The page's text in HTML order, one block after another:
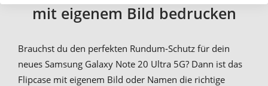
mit eigenem Bild bedrucken
Brauchst du den perfekten Rundum-Schutz für dein
neues Samsung Galaxy Note 20 Ultra 5G? Dann ist das
Flipcase mit eigenem Bild oder Namen die richtige